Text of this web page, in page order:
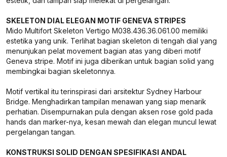
SKELETON DIAL ELEGAN MOTIF GENEVA STRIPES
Mido Multifort Skeleton Vertigo M038.436.36.061.00 memiliki
estetika yang unik. Terlihat bagian skeleton di tengah dial yang
menunjukan pelat movement bagian atas yang diberi motif
Geneva stripe. Motif ini juga diberikan untuk bagian solid yang
membingkai bagian skeletonnya.
Motif vertikal itu terinspirasi dari arsitektur Sydney Harbour
Bridge. Menghadirkan tampilan menawan yang siap menarik
perhatian. Disempurnakan pula dengan aksen rose gold pada
hands dan marker-nya, kesan mewah dan elegan muncul lewat
pergelangan tangan.
KONSTRUKSI SOLID DENGAN SPESIFIKASI ANDAL